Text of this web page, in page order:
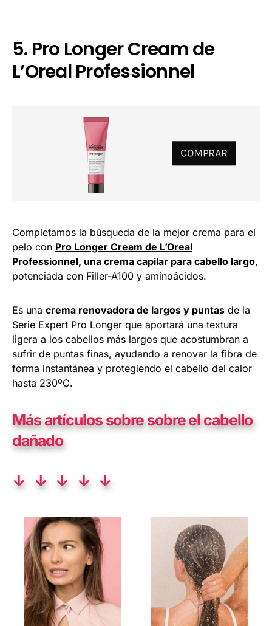
5. Pro Longer Cream de
L’Oreal Professionnel
Completamos la búsqueda de la mejor crema para el
pelo con Pro Longer Cream de L’Oreal
Professionnel, una crema capilar para cabello largo,
potenciada con Filler-A100 y aminoácidos.
Es una crema renovadora de largos y puntas de la
Serie Expert Pro Longer que aportará una textura
ligera a los cabellos más largos que acostumbran a
sufrir de puntas finas, ayudando a renovar la fibra de
forma instantánea y protegiendo el cabello del calor
hasta 230ºC.
Más artículos sobre sobre el cabello
dañado
↓ ↓ ↓ ↓ ↓